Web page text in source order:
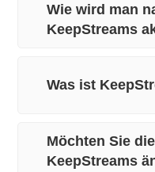
Wie wird man
KeepStreams
Was ist
Möchten Sie
KeepStreams